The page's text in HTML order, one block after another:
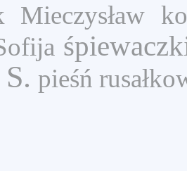
Mieczysław
pieśń